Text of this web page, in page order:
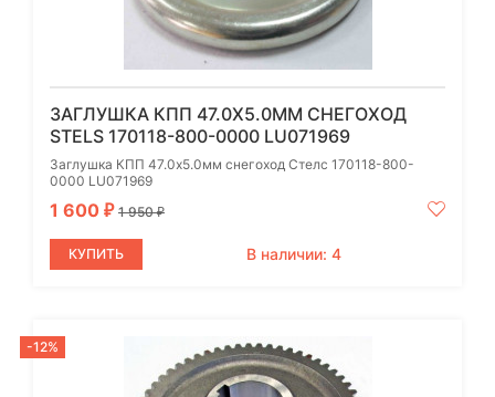
ЗАГЛУШКА КПП 47.0Х5.0ММ СНЕГОХОД
STELS 170118-800-0000 LU071969
Заглушка КПП 47.0х5.0мм снегоход Стелс 170118-800-
0000 LU071969
1 600 ₽ 1 950₽
КУПИТЬ В наличии: 4
-12%